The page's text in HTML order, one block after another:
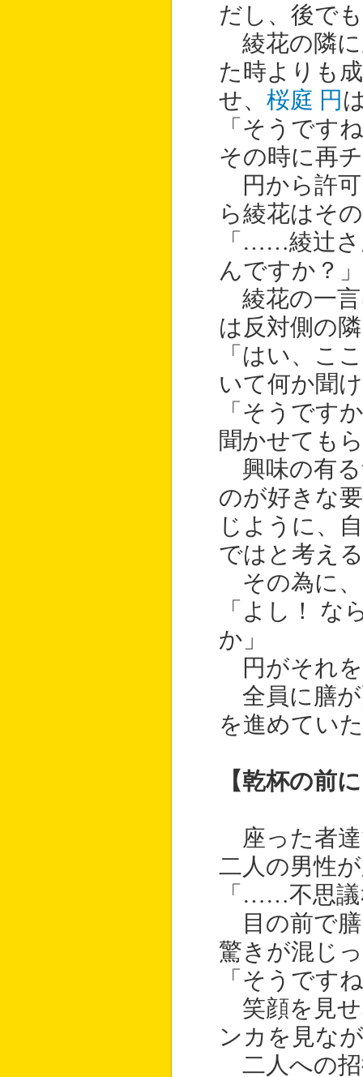
だし、後で
綾花の隣に
た時よりも
せ、 桜庭 円
「そうです
その時に再
円から許可
ら綾花はそ
「……綾辻
んですか？」
綾花の一言
は反対側の
「はい、こ
いて何か聞
「そうです
聞かせても
興味の有る
のが好きな
じように、
ではと考え
その為に、
「よし！ な
か」
円がそれを
全員に膳が
を進めてい
【乾杯の前
座った者達
二人の男性
「……不思
目の前で膳
驚きが混じ
「そうです
笑顔を見せ
ンカを見な
二人への招